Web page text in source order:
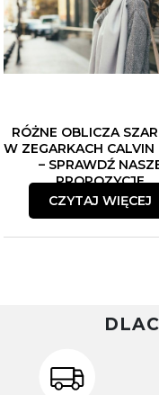
RÓŻNE OBLICZA
W ZEGARKACH CALVIN
– SPRAWDŹ
PROPOZYCJE
CZYTAJ WIĘCEJ